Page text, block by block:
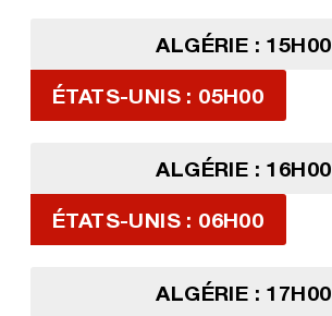
ALGÉRIE : 15H00
ÉTATS-UNIS : 05H00
ALGÉRIE : 16H00
ÉTATS-UNIS : 06H00
ALGÉRIE : 17H00